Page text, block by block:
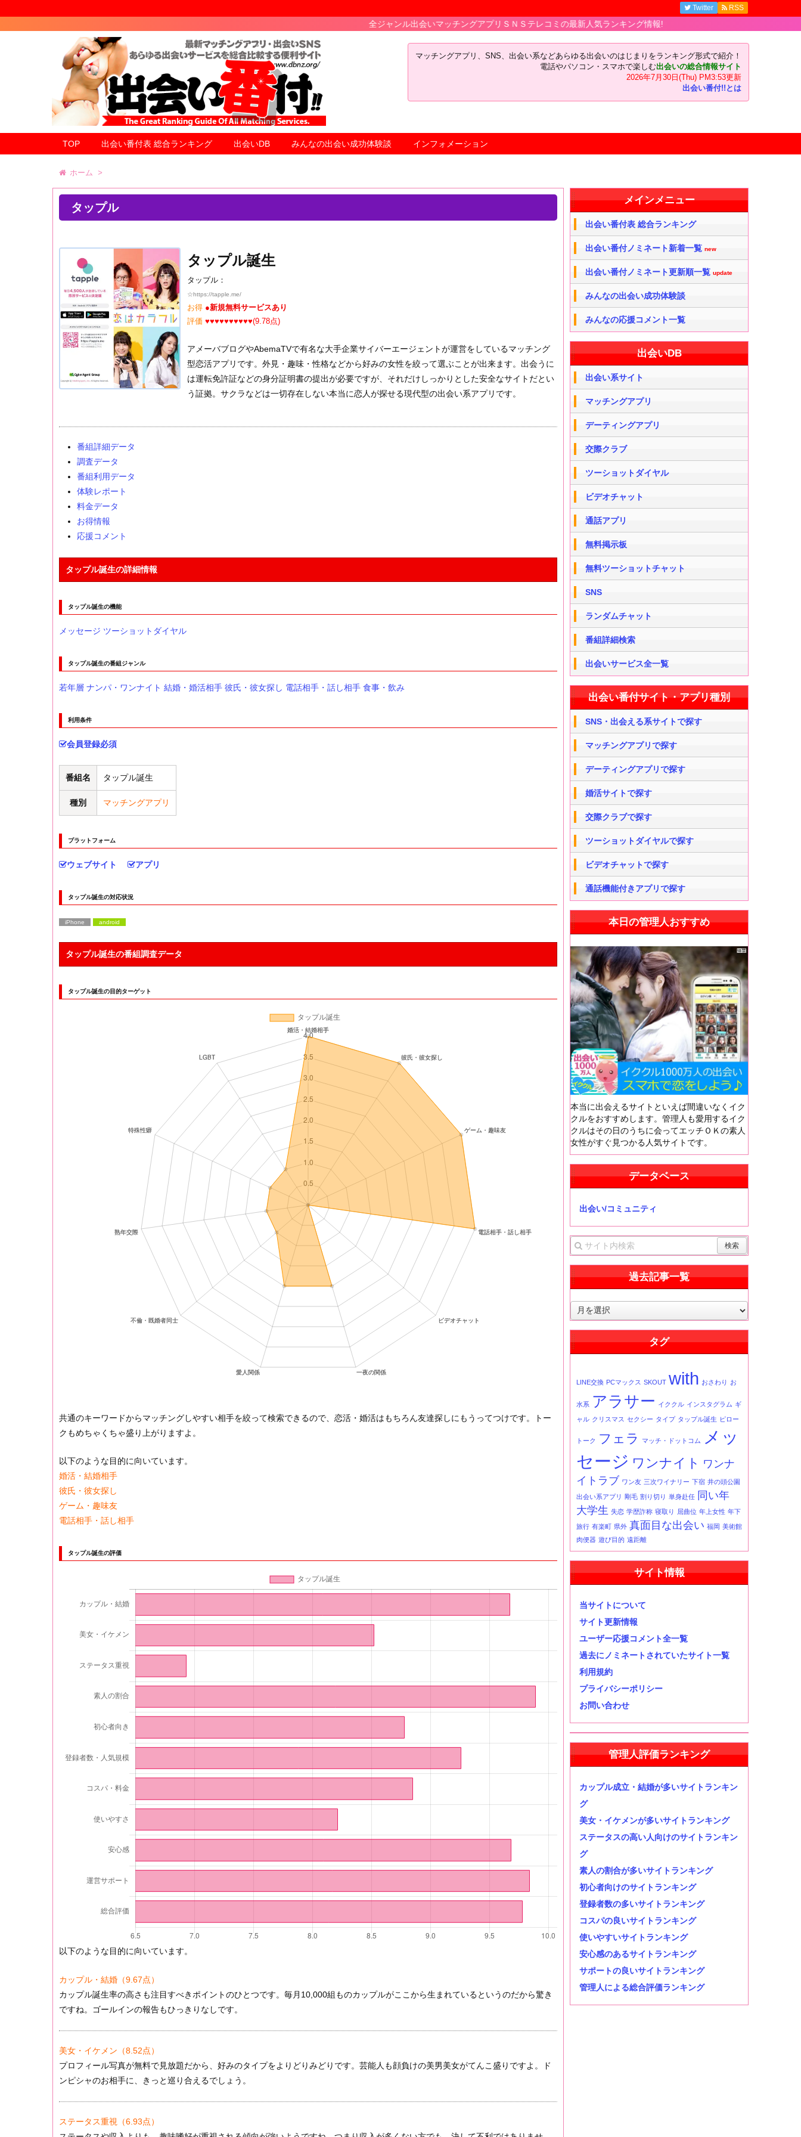
全ジャンル出会いマッチングアプリＳＮＳテレコミの最新人気ランキング情報!
マッチングアプリ、SNS、出会い系などあらゆる出会いのはじまりをランキング形式で紹介！
電話やパソコン・スマホで楽しむ出会いの総合情報サイト
2026年7月30日(Thu) PM3:53更新
出会い番付!!とは
TOP 出会い番付表 総合ランキング 出会いDB みんなの出会い成功体験談 インフォメーション
Twitter RSS
ホーム >
タップル
タップル誕生
タップル：
☆ https://tapple.me/
お得 ●新規無料サービスあり
評価 ♥♥♥♥♥♥♥♥♥♥(9.78点)
アメーバブログやAbemaTVで有名な大手企業サイバーエージェントが運営をしているマッチング
型恋活アプリです。外見・趣味・性格などから好みの女性を絞って選ぶことが出来ます。出会うに
は運転免許証などの身分証明書の提出が必要ですが、それだけしっかりとした安全なサイトだとい
う証拠。サクラなどは一切存在しない本当に恋人が探せる現代型の出会い系アプリです。
番組詳細データ
調査データ
番組利用データ
体験レポート
料金データ
お得情報
応援コメント
タップル誕生の詳細情報
タップル誕生の機能
メッセージ ツーショットダイヤル
タップル誕生の番組ジャンル
若年層 ナンパ・ワンナイト 結婚・婚活相手 彼氏・彼女探し 電話相手・話し相手 食事・飲み
利用条件
会員登録必須
番組名 タップル誕生
種別 マッチングアプリ
プラットフォーム
ウェブサイト アプリ
タップル誕生の対応状況
iPhone android
タップル誕生の番組調査データ
タップル誕生の目的ターゲット
共通のキーワードからマッチングしやすい相手を絞って検索できるので、恋活・婚活はもちろん友達探しにもうってつけです。トー
クもめちゃくちゃ盛り上がりますよ。
以下のような目的に向いています。
婚活・結婚相手
彼氏・彼女探し
ゲーム・趣味友
電話相手・話し相手
タップル誕生の評価
以下のような目的に向いています。
カップル・結婚 （9.67点）
カップル誕生率の高さも注目すべきポイントのひとつです。毎月10,000組ものカップルがここから生まれているというのだから驚き
ですね。ゴールインの報告もひっきりなしです。
美女・イケメン （8.52点）
プロフィール写真が無料で見放題だから、好みのタイプをよりどりみどりです。芸能人も顔負けの美男美女がてんこ盛りですよ。ド
ンピシャのお相手に、きっと巡り合えるでしょう。
ステータス重視 （6.93点）
メインメニュー
出会い番付表 総合ランキング
出会い番付ノミネート新着一覧 new
出会い番付ノミネート更新順一覧 update
みんなの出会い成功体験談
みんなの応援コメント一覧
出会いDB
出会い系サイト
マッチングアプリ
デーティングアプリ
交際クラブ
ツーショットダイヤル
ビデオチャット
通話アプリ
無料掲示板
無料ツーショットチャット
SNS
ランダムチャット
番組詳細検索
出会いサービス全一覧
出会い番付サイト・アプリ種別
SNS・出会える系サイトで探す
マッチングアプリで探す
デーティングアプリで探す
婚活サイトで探す
交際クラブで探す
ツーショットダイヤルで探す
ビデオチャットで探す
通話機能付きアプリで探す
本日の管理人おすすめ
本当に出会えるサイトといえば間違いなくイク
クルをおすすめします。管理人も愛用するイク
クルはその日のうちに会ってエッチＯＫの素人
女性がすぐ見つかる人気サイトです。
データベース
出会い/コミュニティ
過去記事一覧
去
記
事
一
タグ
LINE交換 PCマックス SKOUT with おさわり お
水系 アラサー イククル インスタグラム ギ
ャル クリスマス セクシー タイプ タップル誕生 ピロー
トーク フェラ マッチ・ドットコム
メッ
セージ ワンナイト ワンナ
イトラブ ワン友 三次ワイナリー 下宿 井の頭公園
出会い系アプリ 剛毛 割り切り 単身赴任 同い年
大学生 失恋 学歴詐称 寝取り 屈曲位 年上女性 年下
旅行 有楽町 県外 真面目な出会い 福岡 美術館
肉便器 遊び目的 遠距離
サイト情報
当サイトについて
サイト更新情報
ユーザー応援コメント全一覧
過去にノミネートされていたサイト一覧
利用規約
プライバシーポリシー
お問い合わせ
管理人評価ランキング
カップル成立・結婚が多いサイトランキン
グ
美女・イケメンが多いサイトランキング
ステータスの高い人向けのサイトランキン
グ
素人の割合が多いサイトランキング
初心者向けのサイトランキング
登録者数の多いサイトランキング
コスパの良いサイトランキング
使いやすいサイトランキング
安心感のあるサイトランキング
サポートの良いサイトランキング
管理人による総合評価ランキング